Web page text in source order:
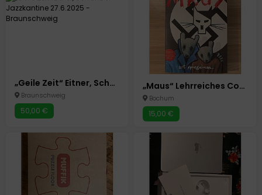
„Geile Zeit“ Eitner, Schanz & Jazzkantine 27.6.2025
Braunschweig
50,00 €
„Maus“ Lehrreiches Comicbuch zum Holocaust
Bochum
15,00 €